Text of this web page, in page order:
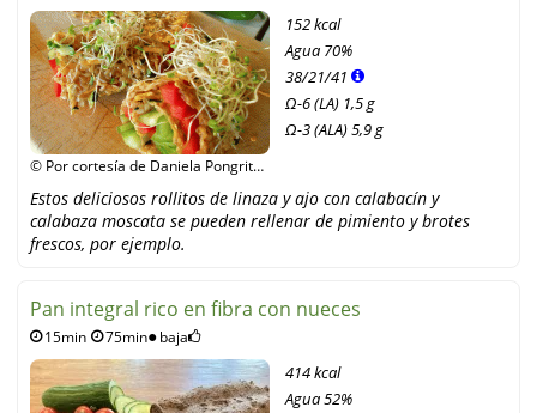
© Por cortesía de Daniela Pongritz,
152 kcal
Agua 70%
38/21/41
Ω-6 (LA) 1,5 g
Ω-3 (ALA) 5,9 g
Estos deliciosos rollitos de linaza y ajo con calabacín y
calabaza moscata se pueden rellenar de pimiento y brotes
frescos, por ejemplo.
Pan integral rico en fibra con nueces
15min 75min baja
414 kcal
Agua52%